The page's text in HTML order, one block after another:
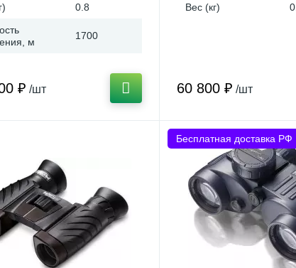
0.8
м
1700
₽ /шт
Вес (кг)
60 800 ₽ /шт
Бесплатная доставка РФ